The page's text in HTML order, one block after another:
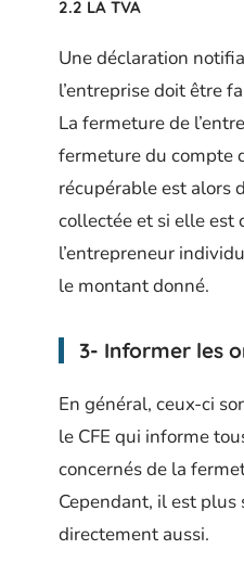
2.2 LA TVA
Une déclaration
l’entreprise doit être
La fermeture de
fermeture du compte
récupérable est alors
collectée et si elle est
l’entrepreneur
le montant donné.
3- Informer les
En général, ceux-ci
le CFE qui informe
concernés de la
Cependant, il est
directement aussi.